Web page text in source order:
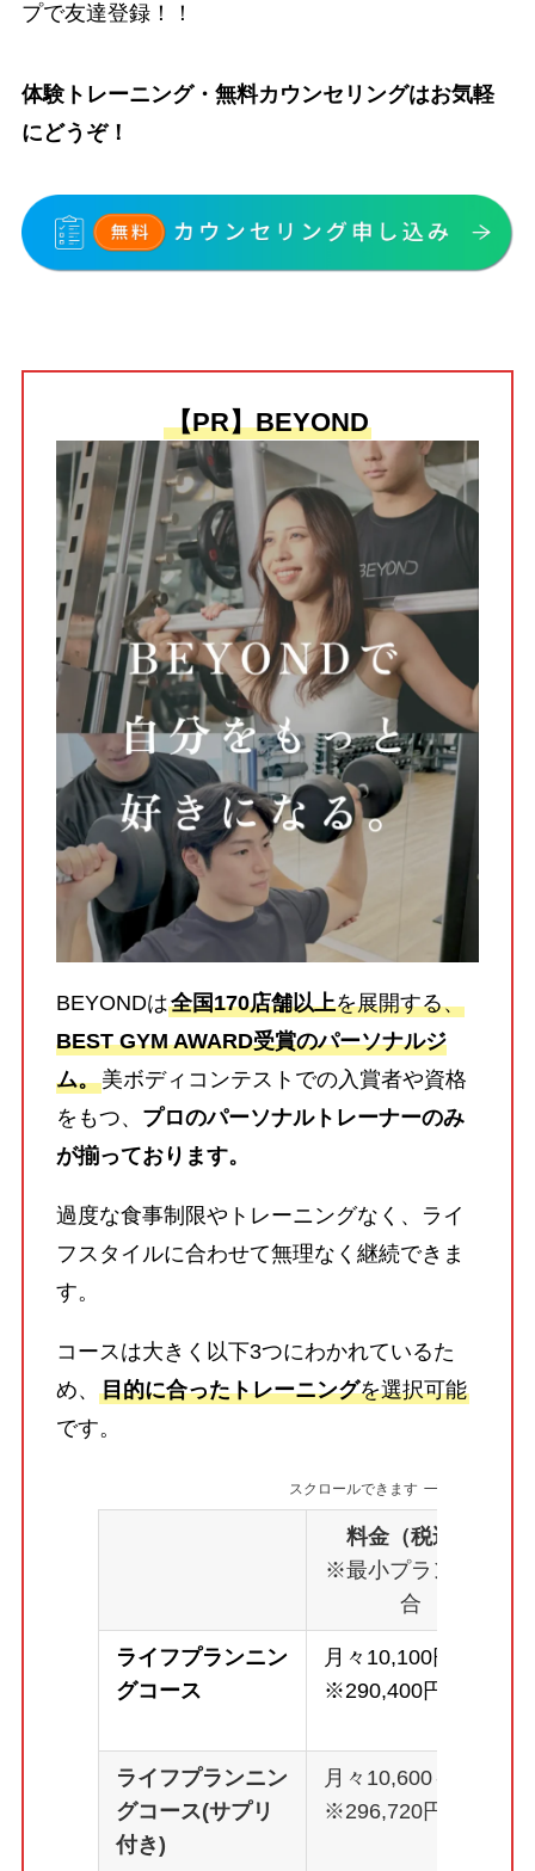
プで友達登録！！
体験トレーニング・無料カウンセリングはお気軽
にどうぞ！
【PR】BEYOND
BEYONDは全国170店舗以上を展開する、
BEST GYM AWARD受賞のパーソナルジ
ム。美ボディコンテストでの入賞者や資格
をもつ、 プロのパーソナルトレーナーのみ
が揃っております。
過度な食事制限やトレーニングなく、ライ
フスタイルに合わせて無理なく継続できま
す。
コースは大きく以下3つにわかれているた
め、 目的に合ったトレーニングを選択可能
です。
スクロールできます
料金（税込）
※最小プランの場
合
ライフプランニン
グコース
月々10,100円～
※290,400円
ライフプランニン
グコース(サプリ
付き)
月々10,600～
※296,720円